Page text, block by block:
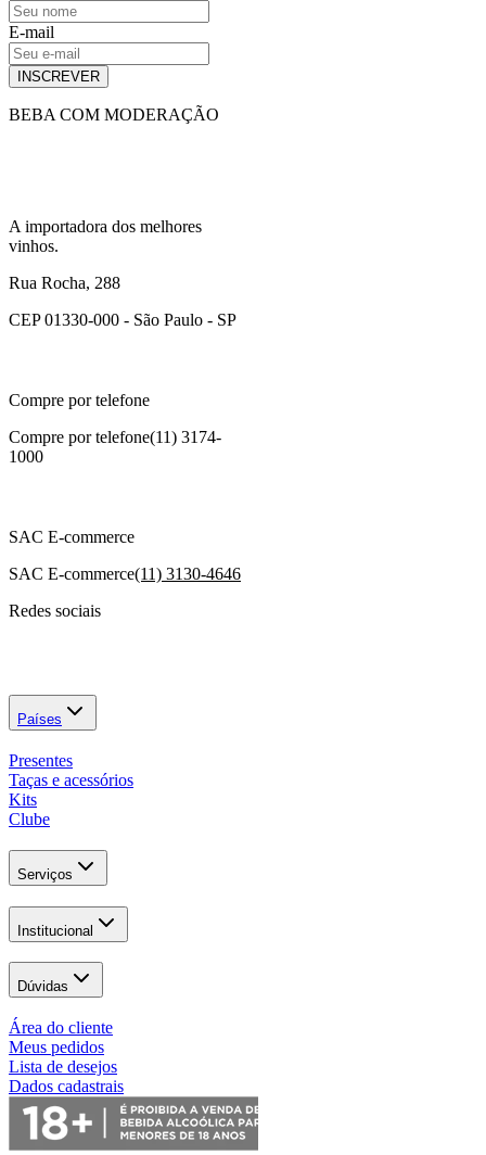
E-mail
INSCREVER
BEBA COM MODERAÇÃO
A importadora dos melhores
vinhos.
Rua Rocha, 288
CEP 01330-000 - São Paulo - SP
Compre por telefone
Compre por telefone(11) 3174-
1000
SAC E-commerce
SAC E-commerce(11) 3130-4646
Redes sociais
Países
Presentes
Taças e acessórios
Kits
Clube
Serviços
Institucional
Dúvidas
Área do cliente
Meus pedidos
Lista de desejos
Dados cadastrais